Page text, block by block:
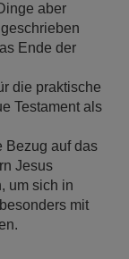
aber
Ende der
die praktische
Testament als
Bezug auf das
Jesus
um sich in
mit